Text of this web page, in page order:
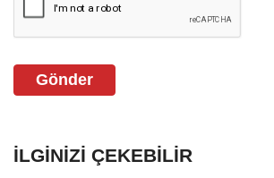
Gönder
İLGINIZI ÇEKEBILIR